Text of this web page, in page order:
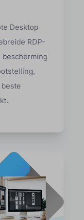
Desktop
RDP-
bescherming